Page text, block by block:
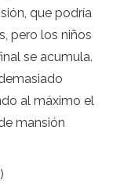
que podría
pero los niños
se acumula.
al máximo el
mansión